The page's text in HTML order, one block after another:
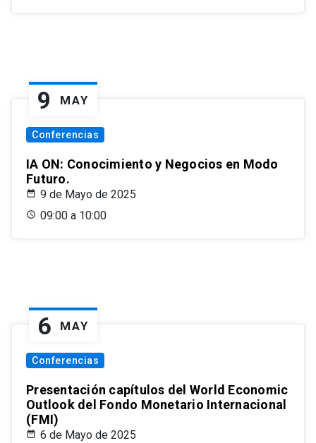
9 MAY
Conferencias
IA ON: Conocimiento y Negocios en Modo
Futuro.
9 de Mayo de 2025
09:00 a 10:00
6 MAY
Conferencias
Presentación capítulos del World Economic
Outlook del Fondo Monetario Internacional
(FMI)
6 de Mayo de 2025